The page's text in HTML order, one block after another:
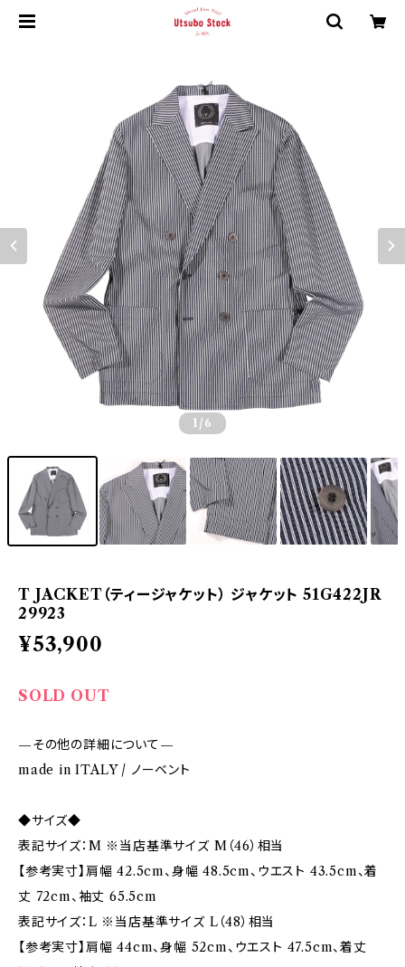
1 /6
T JACKET（ティージャケット） ジャケット 51G422JR
29923
¥53,900
SOLD OUT
—その他の詳細について—
made in ITALY / ノーベント
◆サイズ◆
表記サイズ：M ※当店基準サイズ M（46）相当
【参考実寸】肩幅 42.5cm、身幅 48.5cm、ウエスト 43.5cm、着
丈 72cm、袖丈 65.5cm
表記サイズ：L ※当店基準サイズ L（48）相当
【参考実寸】肩幅 44cm、身幅 52cm、ウエスト 47.5cm、着丈